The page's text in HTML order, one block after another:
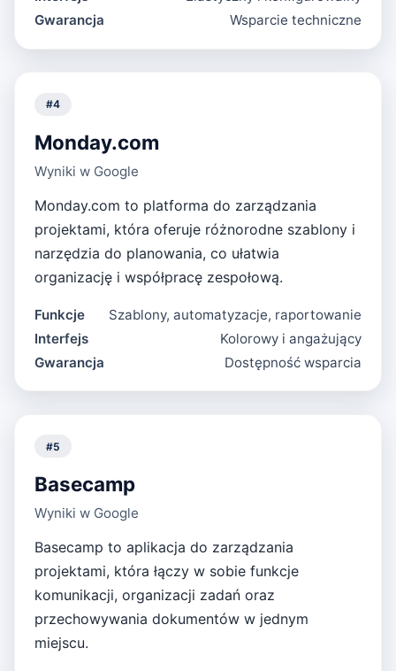
Gwarancja
Wsparcie techniczne
#4
Monday.com
Wyniki w Google
Monday.com to platforma do zarządzania
projektami, która oferuje różnorodne szablony i
narzędzia do planowania, co ułatwia
organizację i współpracę zespołową.
Funkcje
Szablony, automatyzacje, raportowanie
Interfejs
Kolorowy i angażujący
Gwarancja
Dostępność wsparcia
#5
Basecamp
Wyniki w Google
Basecamp to aplikacja do zarządzania
projektami, która łączy w sobie funkcje
komunikacji, organizacji zadań oraz
przechowywania dokumentów w jednym
miejscu.